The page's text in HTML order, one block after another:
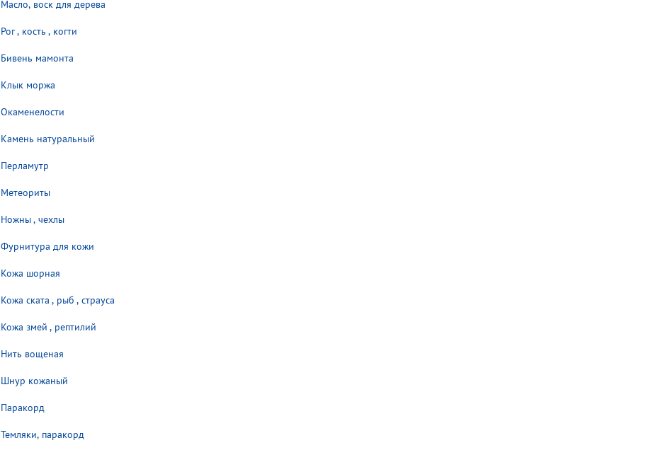
Масло, воск для дерева
Рог , кость , когти
Бивень мамонта
Клык моржа
Окаменелости
Камень натуральный
Перламутр
Метеориты
Ножны , чехлы
Фурнитура для кожи
Кожа шорная
Кожа ската , рыб , страуса
Кожа змей , рептилий
Нить вощеная
Шнур кожаный
Паракорд
Темляки, паракорд